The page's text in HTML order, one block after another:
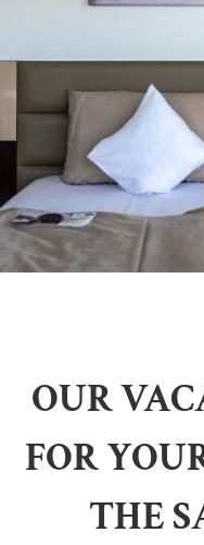
OUR
FOR
THE